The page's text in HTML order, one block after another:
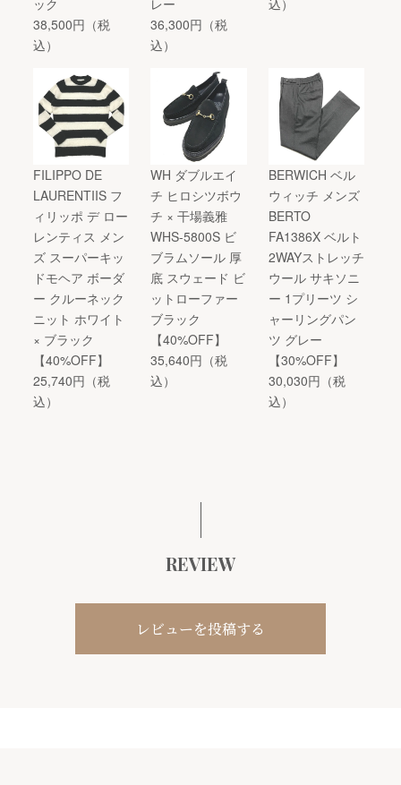
ック
38,500円（税
込）
レー
36,300円（税
込）
込）
FILIPPO DE
LAURENTIIS フ
ィリッポ デ ロー
レンティス メン
ズ スーパーキッ
ドモヘア ボーダ
ー クルーネック
ニット ホワイト
× ブラック
【40%OFF】
25,740円（税
込）
WH ダブルエイ
チ ヒロシツボウ
チ × 干場義雅
WHS-5800S ビ
ブラムソール 厚
底 スウェード ビ
ットローファー
ブラック
【40%OFF】
35,640円（税
込）
BERWICH ベル
ウィッチ メンズ
BERTO
FA1386X ベルト
2WAYストレッチ
ウール サキソニ
ー 1プリーツ シ
ャーリングパン
ツ グレー
【30%OFF】
30,030円（税
込）
REVIEW
レビューを投稿する